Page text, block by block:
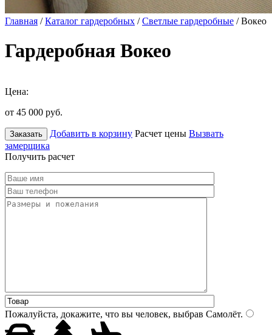
Главная /Каталог гардеробных /Светлые гардеробные / Вокео
Гардеробная Вокео
Цена:
от 45 000 руб.
Заказать Добавить в корзину Расчет цены Вызвать
замерщика
Получить расчет
Пожалуйста, докажите, что вы человек, выбрав Самолёт.